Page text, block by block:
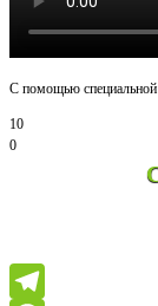
С помощью специальной
10
0
Спасибо